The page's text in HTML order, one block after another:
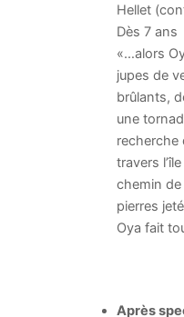
Hellet
Dès 7 ans
«…alors
jupes de
brûlants,
une
recherche
travers
chemin
pierres
Oya fait
Après